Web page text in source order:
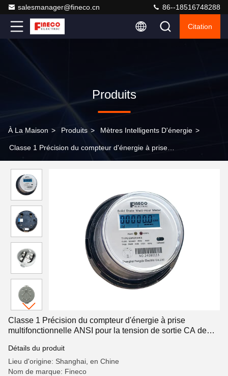
salesmanager@fineco.cn 86--18516748288
Citation
Produits
À La Maison > Produits > Mètres Intelligents D'énergie >
Classe 1 Précision du compteur d'énergie à prise
120/240V
Classe 1 Précision du compteur d'énergie à prise
multifonctionnelle ANSI pour la tension de sortie CA de
Détails du produit
Lieu d'origine: Shanghai, en Chine
Nom de marque: Fineco